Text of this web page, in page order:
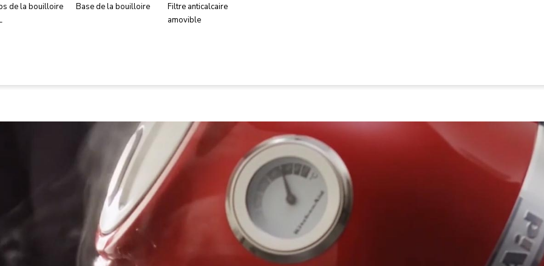
de la bouilloire
Base de la bouilloire
Filtre anticalcaire
amovible